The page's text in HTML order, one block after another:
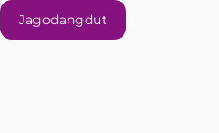
Jagodangdut